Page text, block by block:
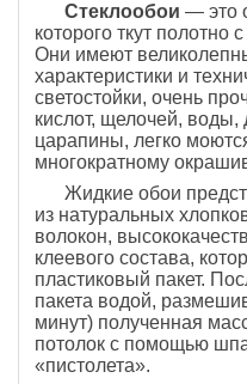
Стеклообои — это
которого ткут полотно
Они имеют
характеристики и
светостойки, очень
кислот, щелочей,
царапины, легко
многократному
Жидкие обои
из натуральных
волокон,
клеевого состава,
пластиковый пакет.
пакета водой,
минут) полученная
потолок с помощью
«пистолета».